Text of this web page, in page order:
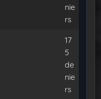
nie
rs
17
5
de
nie
rs